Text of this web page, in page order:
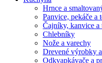
Hrnce a
Panvice, pekáče a
Čajníky, kanvice a
Chlebníky
Nože a varechy
Drevené výrobky
Odkvapkávače a